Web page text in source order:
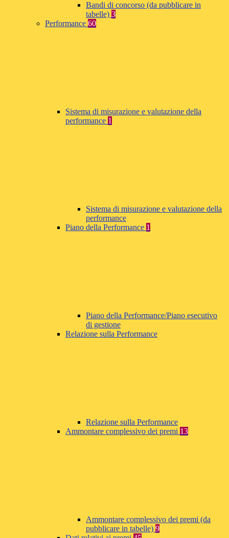
Bandi di concorso (da pubblicare in
tabelle) 3
Performance 60
Sistema di misurazione e valutazione della
performance 1
Sistema di misurazione e valutazione della
performance
Piano della Performance 1
Piano della Performance/Piano esecutivo
di gestione
Relazione sulla Performance
Relazione sulla Performance
Ammontare complessivo dei premi 13
Ammontare complessivo dei premi (da
pubblicare in tabelle) 9